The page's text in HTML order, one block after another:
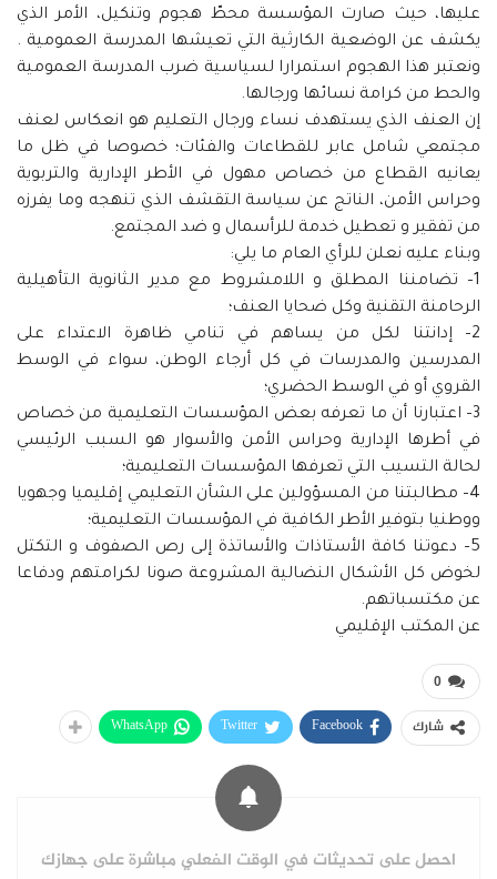
عليها، حيث صارت المؤسسة محطّ هجوم وتنكيل، الأمر الذي
يكشف عن الوضعية الكارثية التي تعيشها المدرسة العمومية .
ونعتبر هذا الهجوم استمرارا لسياسية ضرب المدرسة العمومية
والحط من كرامة نسائها ورجالها.
إن العنف الذي يستهدف نساء ورجال التعليم هو انعكاس لعنف
مجتمعي شامل عابر للقطاعات والفئات؛ خصوصا في ظل ما
يعانيه القطاع من خصاص مهول في الأطر الإدارية والتربوية
وحراس الأمن، الناتج عن سياسة التقشف الذي تنهجه وما يفرزه
من تفقير و تعطيل خدمة للرأسمال و ضد المجتمع.
وبناء عليه نعلن للرأي العام ما يلي:
1– تضامننا المطلق و اللامشروط مع مدير الثانوية التأهيلية
الرحامنة التقنية وكل ضحايا العنف؛
2– إدانتنا لكل من يساهم في تنامي ظاهرة الاعتداء على
المدرسين والمدرسات في كل أرجاء الوطن، سواء في الوسط
القروي أو في الوسط الحضري؛
3– اعتبارنا أن ما تعرفه بعض المؤسسات التعليمية من خصاص
في أطرها الإدارية وحراس الأمن والأسوار هو السبب الرئيسي
لحالة التسيب التي تعرفها المؤسسات التعليمية؛
4– مطالبتنا من المسؤولين على الشأن التعليمي إقليميا وجهويا
ووطنيا بتوفير الأطر الكافية في المؤسسات التعليمية؛
5– دعوتنا كافة الأستاذات والأساتذة إلى رص الصفوف و التكتل
لخوض كل الأشكال النضالية المشروعة صونا لكرامتهم ودفاعا
عن مكتسباتهم.
عن المكتب الإقليمي
0
شارك Facebook
Twitter
WhatsApp
احصل على تحديثات في الوقت الفعلي مباشرة على جهازك